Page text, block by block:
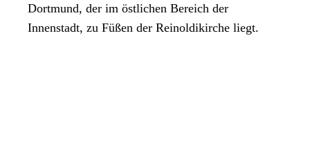
Dortmund, der im östlichen Bereich der
Innenstadt, zu Füßen der Reinoldikirche liegt.